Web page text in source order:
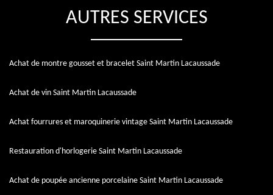
AUTRES SERVICES
Achat de montre gousset et bracelet Saint Martin Lacaussade
Achat de vin Saint Martin Lacaussade
Achat fourrures et maroquinerie vintage Saint Martin Lacaussade
Restauration d'horlogerie Saint Martin Lacaussade
Achat de poupée ancienne porcelaine Saint Martin Lacaussade